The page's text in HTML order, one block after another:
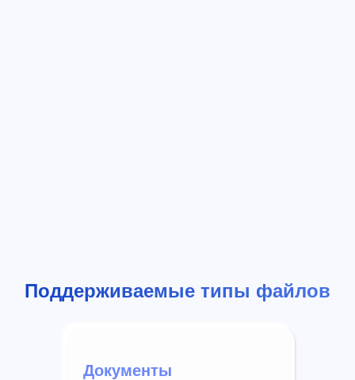
Поддерживаемые типы файлов
Документы